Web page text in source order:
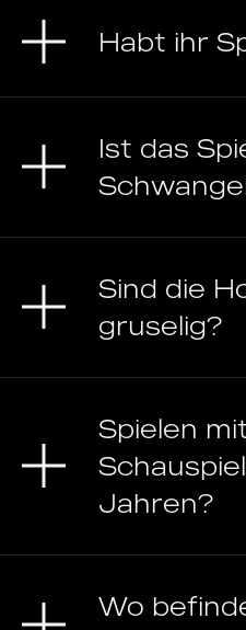
Habt ihr
Ist das
Sind die
gruselig?
Spielen
Jahren?
Wo